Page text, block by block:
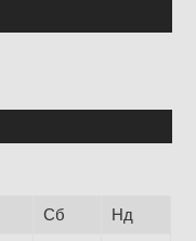
Сб
Нд